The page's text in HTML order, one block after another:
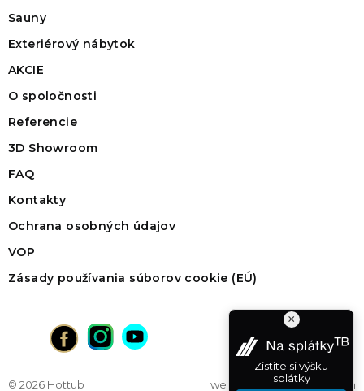
Sauny
Exteriérový nábytok
AKCIE
O spoločnosti
Referencie
3D Showroom
FAQ
Kontakty
Ochrana osobných údajov
VOP
Zásady používania súborov cookie (EÚ)
© 2026 Hottub web na mieruod vibration
×
Zistite si výšku
splátky